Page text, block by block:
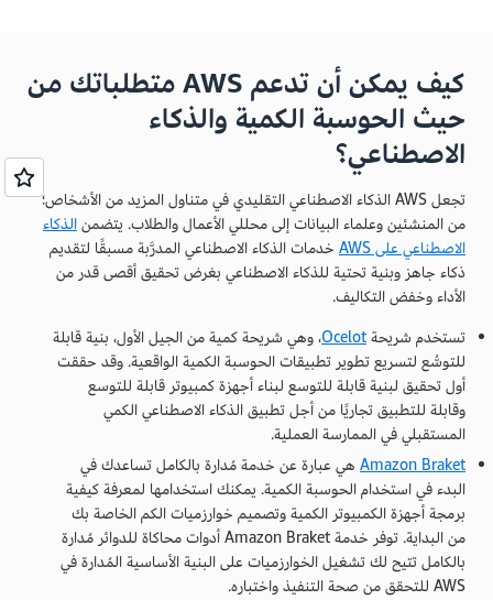
كيف يمكن أن تدعم AWS متطلباتك من
حيث الحوسبة الكمية والذكاء
الاصطناعي؟
تجعل AWS الذكاء الاصطناعي التقليدي في متناول المزيد من الأشخاص؛
من المنشئين وعلماء البيانات إلى محللي الأعمال والطلاب. يتضمنالذكاء
الاصطناعي على AWS
خدمات الذكاء الاصطناعي المدرَّبة مسبقًا لتقديم
ذكاء جاهز وبنية تحتية للذكاء الاصطناعي بغرض تحقيق أقصى قدر من
الأداء وخفض التكاليف.
تستخدم شريحةOcelot، وهي شريحة كمية من الجيل الأول، بنية قابلة
للتوسُّع لتسريع تطوير تطبيقات الحوسبة الكمية الواقعية. وقد حققت
أول تحقيق لبنية قابلة للتوسع لبناء أجهزة كمبيوتر قابلة للتوسع
وقابلة للتطبيق تجاريًا من أجل تطبيق الذكاء الاصطناعي الكمي
المستقبلي في الممارسة العملية.
Amazon Braket هي عبارة عن خدمة مُدارة بالكامل تساعدك في
البدء في استخدام الحوسبة الكمية. يمكنك استخدامها لمعرفة كيفية
برمجة أجهزة الكمبيوتر الكمية وتصميم خوارزميات الكم الخاصة بك
من البداية. توفر خدمة Amazon Braket أدوات محاكاة للدوائر مُدارة
بالكامل تتيح لك تشغيل الخوارزميات على البنية الأساسية المُدارة في
AWS للتحقق من صحة التنفيذ واختباره.